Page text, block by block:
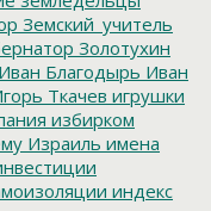
Земский_учитель
Золотухин
Иван Благодырь Иван
Ткачев игрушки
избирком
Израиль имена
индекс